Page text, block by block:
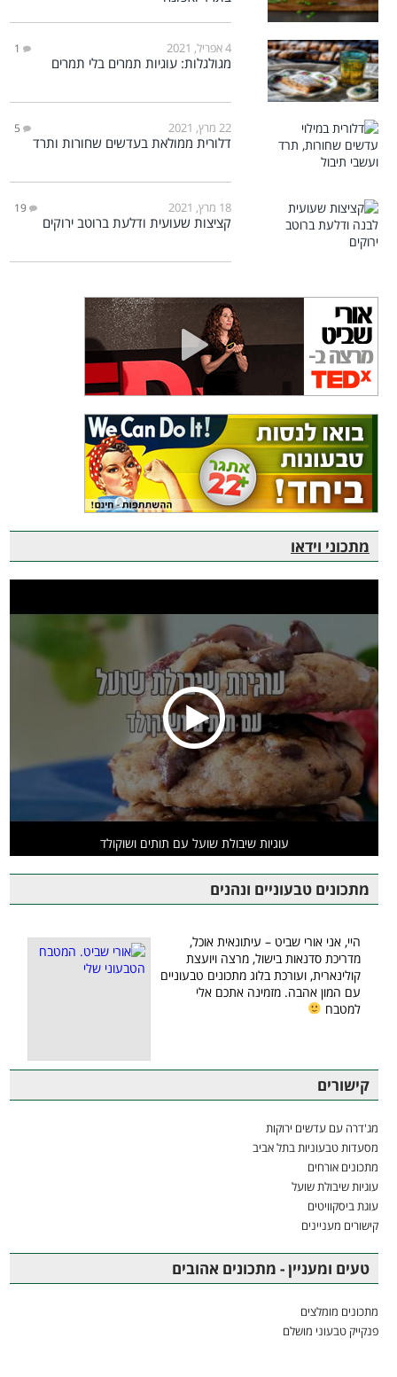
4 אפריל, 2021 1
מגולגלות: עוגיות תמרים בלי תמרים
22 מרץ, 2021 5
דלורית ממולאת בעדשים שחורות ותרד
18 מרץ, 2021 19
קציצות שעועית ודלעת ברוטב ירוקים
מתכוני וידאו
עוגיות שיבולת שועל עם תותים ושוקולד
מתכונים טבעוניים ונהנים
היי, אני אורי שביט – עיתונאית אוכל,
מדריכת סדנאות בישול, מרצה ויועצת
קולינארית, ועורכת בלוג מתכונים טבעוניים
עם המון אהבה. מזמינה אתכם אלי
למטבח
קישורים
מג'דרה עם עדשים ירוקות
מסעדות טבעוניות בתל אביב
מתכונים אורחים
עוגיות שיבולת שועל
עוגת ביסקוויטים
קישורים מעניינים
טעים ומעניין - מתכונים אהובים
מתכונים מומלצים
פנקייק טבעוני מושלם